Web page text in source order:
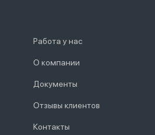
Работа у нас
О компании
Документы
Отзывы клиентов
Контакты